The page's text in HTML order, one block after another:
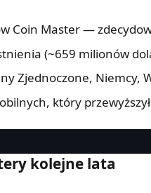
Coin Master —
(~659 milionów
Zjednoczone, Niemcy,
który
kolejne lata